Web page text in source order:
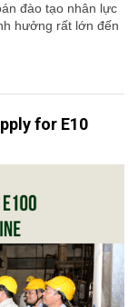
đào tạo nhân lực
hưởng rất lớn đến
for E10